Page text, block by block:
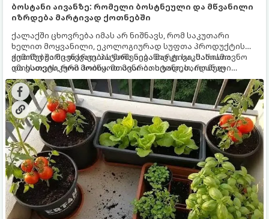
ბოსტანი აივანზე: რომელი ბოსტნეული და მწვანილი
იზრდება მარტივად ქოთნებში
ქალაქში ცხოვრება იმას არ ნიშნავს, რომ საკუთარი
ხელით მოყვანილი, ეკოლოგიურად სუფთა პროდუქტის
გემოზე უარი თქვათ. პატარა აივანიც კი საკმარისია
იმისათვის, რომ მოიწყოთ მინი-ბოსტანი, საიდანაც
ყოველდღიურად ახალ, არომატულ მწვანილსა და
ბოსტნეულს მოკრეფთ.
ქოთნებში მცენარეების მოშენება მარტივი, სასიამოვნო
და ესთეტიკური ჰობია. მთავარია იცოდეთ, რომელი
კულტურები ეგუებიან ქოთნის პირობებს ყველაზე კარგად
და როგორ მოუაროთ მათ სწორად.